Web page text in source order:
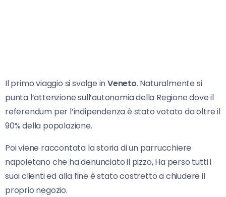
Il primo viaggio si svolge inVeneto. Naturalmente si
punta l’attenzione sull’autonomia della Regione dove il
referendum per l’indipendenza è stato votato da oltre il
90% della popolazione.
Poi viene raccontata la storia di un parrucchiere
napoletano che ha denunciato il pizzo, Ha perso tutti i
suoi clienti ed alla fine è stato costretto a chiudere il
proprio negozio.